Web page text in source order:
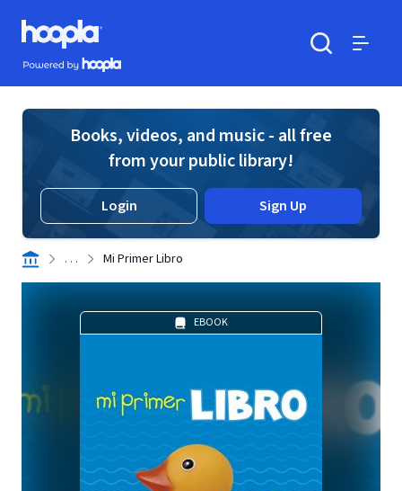
Skip to main content
Hoopla logo
Powered by Hoopla
Books, videos, and music - all free
from your public library!
Login Sign Up
. . . Mi Primer Libro
EBOOK